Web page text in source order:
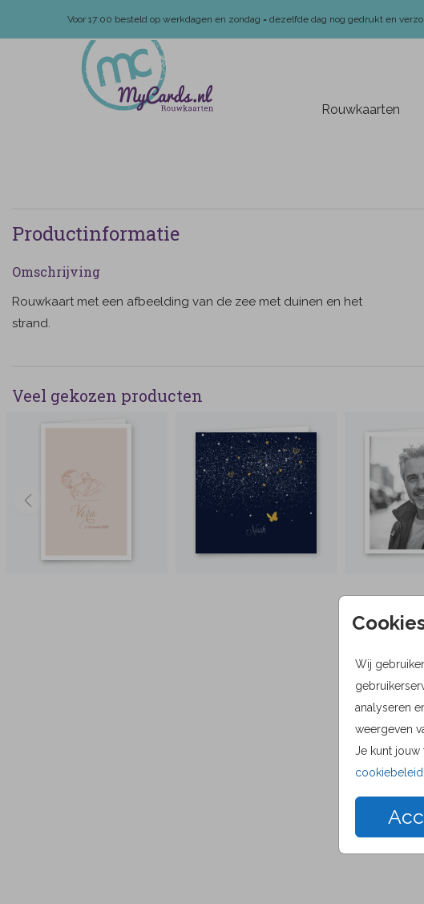
Voor 17:00 besteld op werkdagen en zondag = dezelfde dag nog gedrukt en
Rouwkaarten
Wij
analyseren
weergeven
Je kunt
cookiebeleid
Productinformatie
Omschrijving
Rouwkaart met een afbeelding van de zee met duinen en het
strand.
Veel gekozen producten